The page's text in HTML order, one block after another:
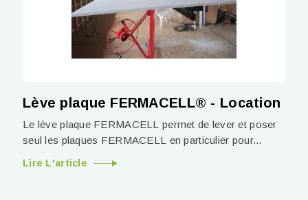
Lève plaque FERMACELL® - Location
Le lève plaque FERMACELL permet de lever et poser
seul les plaques FERMACELL en particulier pour...
Lire L'article